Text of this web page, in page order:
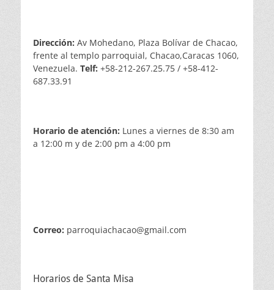
Dirección: Av Mohedano, Plaza Bolívar de Chacao,
frente al templo parroquial, Chacao,Caracas 1060,
Venezuela. Telf: +58-212-267.25.75 / +58-412-
687.33.91
Horario de atención: Lunes a viernes de 8:30 am
a 12:00 m y de 2:00 pm a 4:00 pm
Correo: parroquiachacao@gmail.com
Horarios de Santa Misa